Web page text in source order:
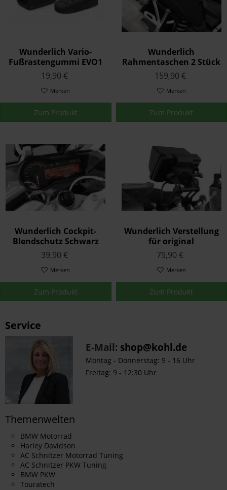
Wunderlich Vario-
Fußrastengummi EVO1
Satz Schwarz
19,90 €
Merken
Zum Produkt
Wunderlich
Rahmentaschen 2 Stück
Schwarz
159,90 €
Merken
Zum Produkt
Wunderlich Cockpit-
Blendschutz Schwarz
K53/54
39,90 €
Merken
Zum Produkt
Wunderlich Verstellung
für original
Navihalterung Schwarz
79,90 €
Merken
Zum Produkt
Service
E-Mail: shop@kohl.de
Montag - Donnerstag: 9 - 16 Uhr
Freitag: 9 - 12:30 Uhr
Themenwelten
BMW Motorrad
Harley Davidson
AC Schnitzer Motorrad Tuning
AC Schnitzer PKW Tuning
BMW PKW
Touratech